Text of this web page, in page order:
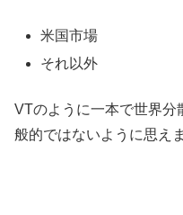
米国市場
それ以外
VTのように一本で世界分
般的ではないように思えま